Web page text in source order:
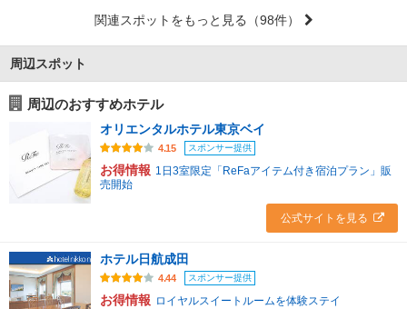
関連スポットをもっと見る （98件）
周辺スポット
周辺のおすすめホテル
オリエンタルホテル東京ベイ
4.15 スポンサー提供
お得情報 1日3室限定「ReFaアイテム付き宿泊プラン」販
売開始
公式サイトを見る
ホテル日航成田
4.44 スポンサー提供
お得情報 ロイヤルスイートルームを体験ステイ